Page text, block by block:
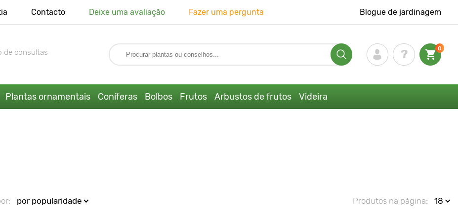
Contacto Deixe uma avaliação Fazer uma pergunta Blogue de jardinagem
de consultas 0
Plantas ornamentais Coníferas Bolbos Frutos Arbustos de frutos Videira
por popularidade Produtos na página: 18